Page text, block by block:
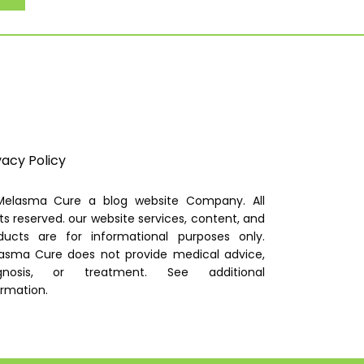
Policy
Cure a blog website Company. All
reserved. our website services, content, and
are for informational purposes only.
Cure does not provide medical advice,
or treatment. See additional